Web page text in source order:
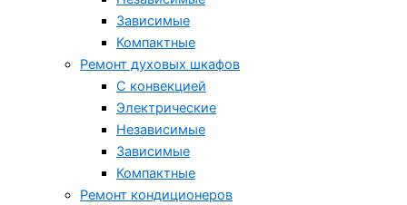
Зависимые
Компактные
Ремонт духовых шкафов
С конвекцией
Электрические
Независимые
Зависимые
Компактные
Ремонт кондиционеров